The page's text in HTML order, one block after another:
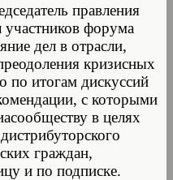
правления
форума
дел в отрасли,
кризисных
по итогам дискуссий
с которыми
в целях
граждан,
и по подписке.